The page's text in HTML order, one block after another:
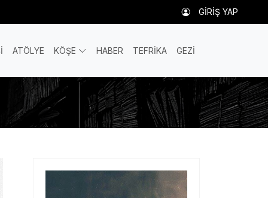
GİRİŞ YAP
ATÖLYE KÖŞE HABER TEFRİKA GEZİ